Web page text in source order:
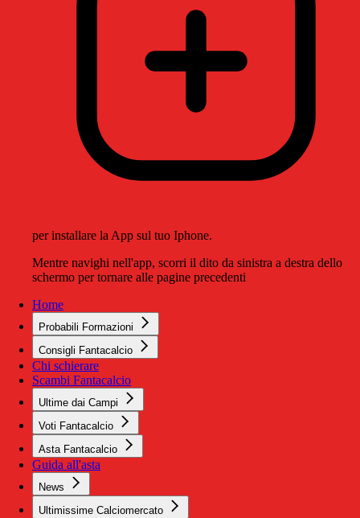
per installare la App sul tuo Iphone.
Mentre navighi nell'app, scorri il dito da sinistra a destra dello
schermo per tornare alle pagine precedenti
Home
Probabili Formazioni
Consigli Fantacalcio
Chi schierare
Scambi Fantacalcio
Ultime dai Campi
Voti Fantacalcio
Asta Fantacalcio
Guida all'asta
News
Ultimissime Calciomercato